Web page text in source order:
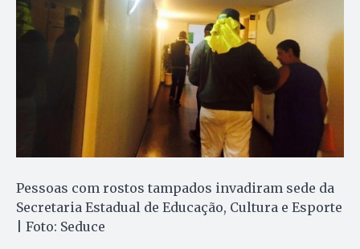
Pessoas com rostos tampados invadiram sede da
Secretaria Estadual de Educação, Cultura e Esporte
| Foto: Seduce